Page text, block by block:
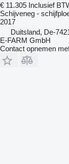
€ 11.305 Inclusief
Schijveneg -
2017
Duitsland, De-
E-FARM GmbH
Contact opnemen